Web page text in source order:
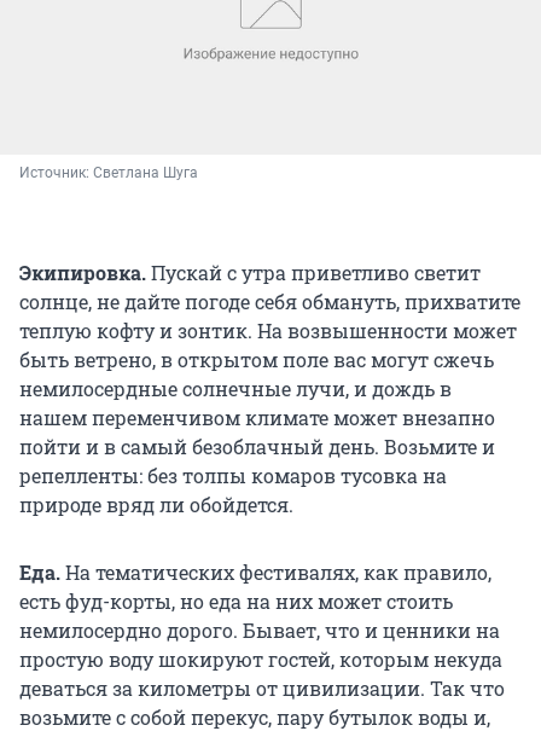
Источник: Светлана Шуга
Экипировка.Пускай с утра приветливо светит
солнце, не дайте погоде себя обмануть, прихватите
теплую кофту и зонтик. На возвышенности может
быть ветрено, в открытом поле вас могут сжечь
немилосердные солнечные лучи, и дождь в
нашем переменчивом климате может внезапно
пойти и в самый безоблачный день. Возьмите и
репелленты: без толпы комаров тусовка на
природе вряд ли обойдется.
Еда.На тематических фестивалях, как правило,
есть фуд-корты, но еда на них может стоить
немилосердно дорого. Бывает, что и ценники на
простую воду шокируют гостей, которым некуда
деваться за километры от цивилизации. Так что
возьмите с собой перекус, пару бутылок воды и,